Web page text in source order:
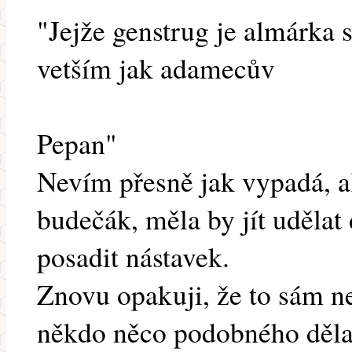
"Jejže genstrug je
vetším jak adamecův
Pepan"
Nevím přesně jak vypadá,
budečák, měla by jít
posadit nástavek.
Znovu opakuji, že to sám
někdo něco podobného